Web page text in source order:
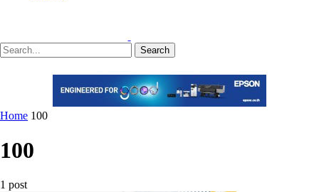
Search
Home 100
100
1 post